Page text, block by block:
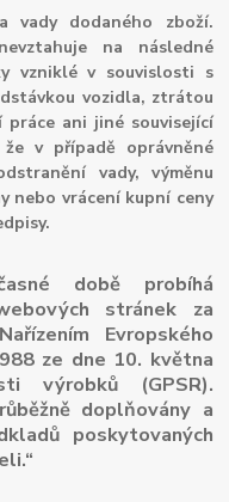
vady dodaného zboží.
na následné
vzniklé v souvislosti s
vozidla, ztrátou
práce ani jiné související
v případě oprávněné
vady, výměnu
nebo vrácení kupní ceny
době probíhá
stránek za
Evropského
ze dne 10. května
výrobků (GPSR).
doplňovány a
poskytovaných